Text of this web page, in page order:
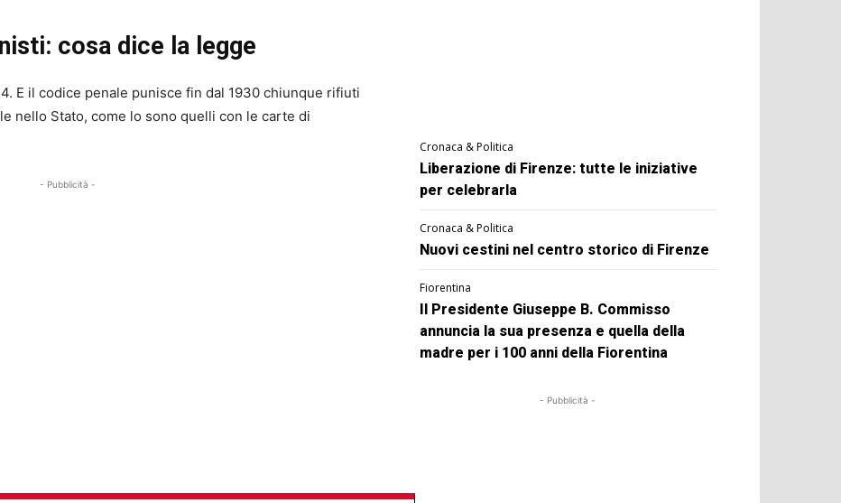
cosa dice la legge
E il codice penale punisce fin dal 1930 chiunque rifiuti
nello Stato, come lo sono quelli con le carte di
- Pubblicità -
Cronaca & Politica
Liberazione di Firenze: tutte le iniziative
per celebrarla
Cronaca & Politica
Nuovi cestini nel centro storico di Firenze
Fiorentina
Il Presidente Giuseppe B. Commisso
annuncia la sua presenza e quella della
madre per i 100 anni della Fiorentina
- Pubblicità -